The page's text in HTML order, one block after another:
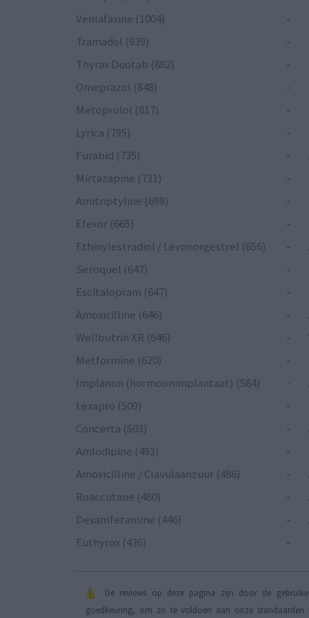
Venlafaxine (1004)
-
Tramadol (939)
-
Thyrax Duotab (882)
-
Omeprazol (848)
-
Metoprolol (817)
-
Lyrica (795)
-
Furabid (735)
-
Mirtazapine (731)
-
Amitriptyline (699)
-
Efexor (665)
-
Ethinylestradiol / Levonorgestrel (656)
-
Seroquel (647)
-
Escitalopram (647)
-
Amoxicilline (646)
-
Wellbutrin XR (646)
-
Metformine (620)
-
Implanon (hormoonimplantaat) (584)
-
Lexapro (509)
-
Concerta (503)
-
Amlodipine (493)
-
Amoxicilline / Clavulaanzuur (486)
-
Roaccutane (480)
-
Dexamfetamine (446)
-
Euthyrox (436)
-
De reviews op deze pagina zijn door de
goedkeuring, om zo te voldoen aan onze